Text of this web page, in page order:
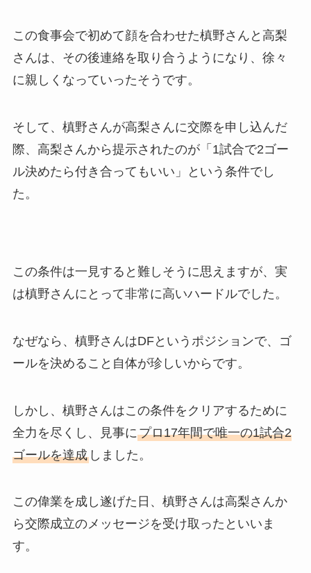
この食事会で初めて顔を合わせた槙野さんと高梨
さんは、その後連絡を取り合うようになり、徐々
に親しくなっていったそうです。
そして、槙野さんが高梨さんに交際を申し込んだ
際、高梨さんから提示されたのが「1試合で2ゴー
ル決めたら付き合ってもいい」という条件でし
た。
この条件は一見すると難しそうに思えますが、実
は槙野さんにとって非常に高いハードルでした。
なぜなら、槙野さんはDFというポジションで、ゴ
ールを決めること自体が珍しいからです。
しかし、槙野さんはこの条件をクリアするために
全力を尽くし、見事にプロ17年間で唯一の1試合2
ゴールを達成しました。
この偉業を成し遂げた日、槙野さんは高梨さんか
ら交際成立のメッセージを受け取ったといいま
す。